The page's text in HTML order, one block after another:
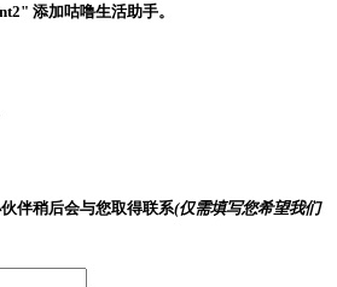
" 添加咕噜生活助手。
伴稍后会与您取得联系(仅需填写您希望我们